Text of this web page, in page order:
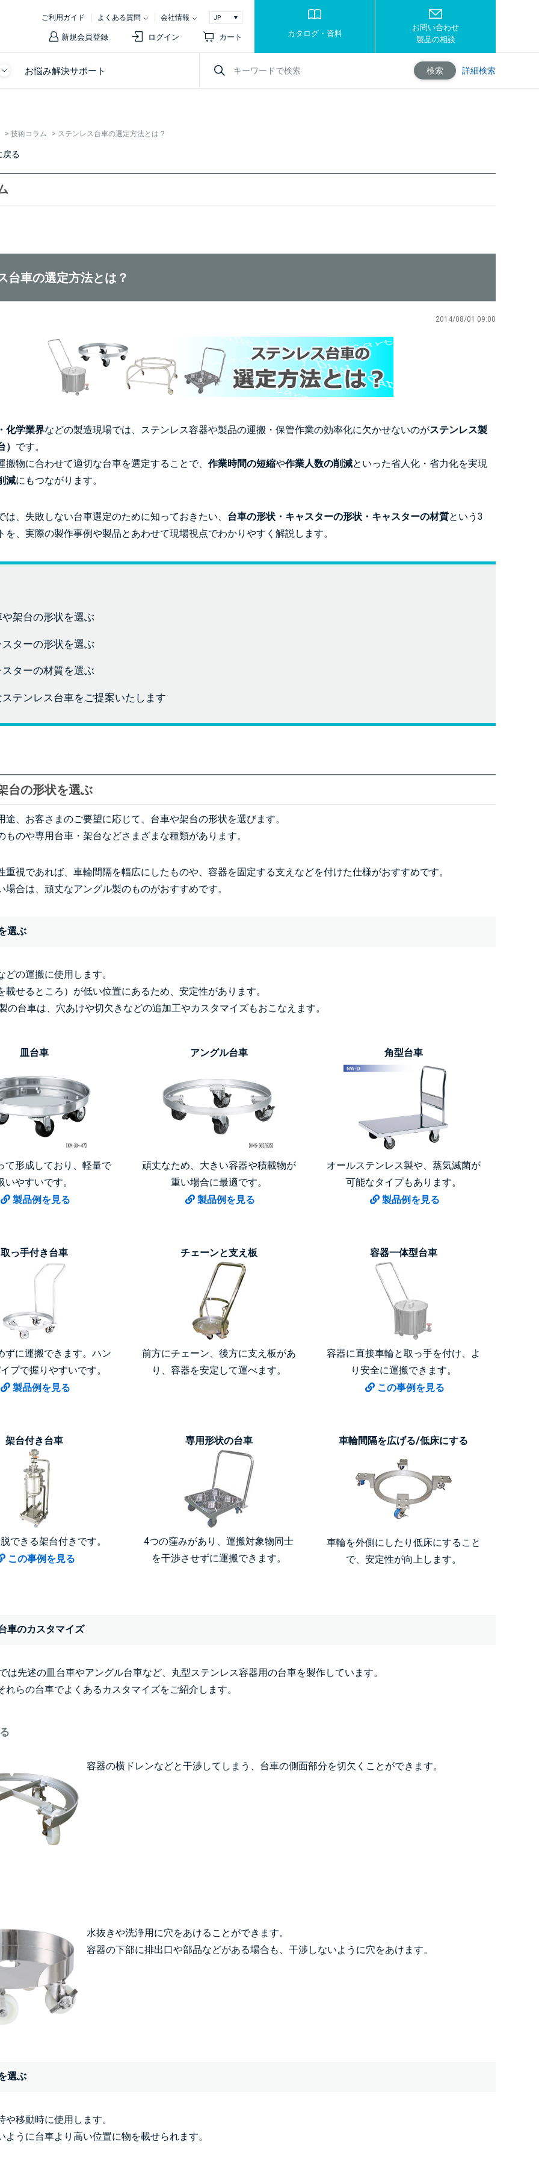
ご利用ガイド よくある質問 会社情報
新規会員登録 ログイン カート カタログ・資料
お問い合わせ
製品の相談
お悩み解決サポート 検索 詳細検索
> 技術コラム > ステンレス台車の選定方法とは？
戻る
台車の選定方法とは？
2014/08/01 09:00
化学業界などの製造現場では、ステンレス容器や製品の運搬・保管作業の効率化に欠かせないのがステンレス製
です。
搬物に合わせて適切な台車を選定することで、 作業時間の短縮や作業人数の削減といった省人化・省力化を実現
減にもつながります。
は、失敗しない台車選定のために知っておきたい、 台車の形状・キャスターの形状・キャスターの材質という3
を、実際の製作事例や製品とあわせて現場視点でわかりやすく解説します。
や架台の形状を選ぶ
スターの形状を選ぶ
スターの材質を選ぶ
テンレス台車をご提案いたします
台の形状を選ぶ
途、お客さまのご要望に応じて、台車や架台の形状を選びます。
ものや専用台車・架台などさまざまな種類があります。
重視であれば、車輪間隔を幅広にしたものや、容器を固定する支えなどを付けた仕様がおすすめです。
場合は、頑丈なアングル製のものがおすすめです。
選ぶ
どの運搬に使用します。
載せるところ）が低い位置にあるため、安定性があります。
の台車は、穴あけや切欠きなどの追加工やカスタマイズもおこなえます。
皿台車
て形成しており、軽量で
いやすいです。
製品例を見る
アングル台車
頑丈なため、大きい容器や積載物が
重い場合に最適です。
製品例を見る
角型台車
オールステンレス製や、蒸気滅菌が
可能なタイプもあります。
製品例を見る
取っ手付き台車
ずに運搬できます。ハン
プで握りやすいです。
製品例を見る
チェーンと支え板
前方にチェーン、後方に支え板があ
り、容器を安定して運べます。
容器一体型台車
容器に直接車輪と取っ手を付け、よ
り安全に運搬できます。
この事例を見る
架台付き台車
できる架台付きです。
この事例を見る
専用形状の台車
4つの窪みがあり、運搬対象物同士
を干渉させずに運搬できます。
車輪間隔を広げる/低床にする
車輪を外側にしたり低床にすること
で、安定性が向上します。
車のカスタマイズ
は先述の皿台車やアングル台車など、丸型ステンレス容器用の台車を製作しています。
れらの台車でよくあるカスタマイズをご紹介します。
容器の横ドレンなどと干渉してしまう、台車の側面部分を切欠くことができます。
水抜きや洗浄用に穴をあけることができます。
容器の下部に排出口や部品などがある場合も、干渉しないように穴をあけます。
選ぶ
や移動時に使用します。
ように台車より高い位置に物を載せられます。